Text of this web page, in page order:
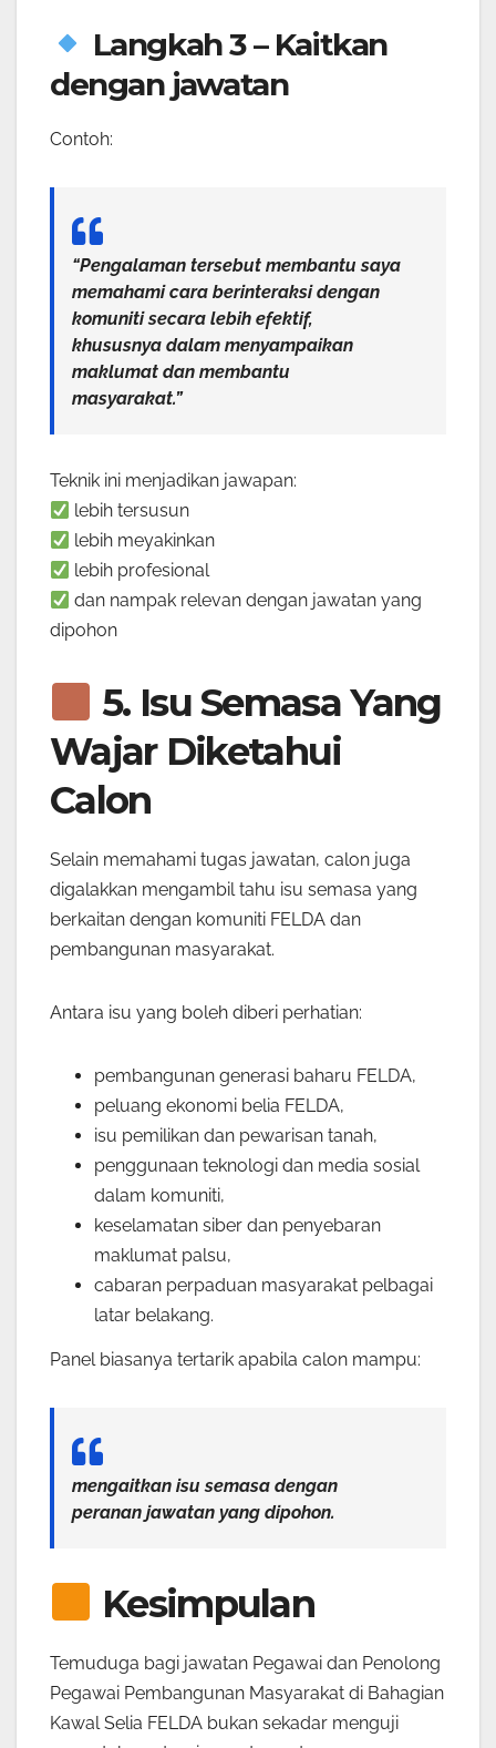
Langkah 3 – Kaitkan
dengan jawatan
Contoh:
“Pengalaman tersebut membantu saya
memahami cara berinteraksi dengan
komuniti secara lebih efektif,
khususnya dalam menyampaikan
maklumat dan membantu
masyarakat.”
Teknik ini menjadikan jawapan:
lebih tersusun
lebih meyakinkan
lebih profesional
dan nampak relevan dengan jawatan yang
dipohon
5. Isu Semasa Yang
Wajar Diketahui
Calon
Selain memahami tugas jawatan, calon juga
digalakkan mengambil tahu isu semasa yang
berkaitan dengan komuniti FELDA dan
pembangunan masyarakat.
Antara isu yang boleh diberi perhatian:
pembangunan generasi baharu FELDA,
peluang ekonomi belia FELDA,
isu pemilikan dan pewarisan tanah,
penggunaan teknologi dan media sosial
dalam komuniti,
keselamatan siber dan penyebaran
maklumat palsu,
cabaran perpaduan masyarakat pelbagai
latar belakang.
Panel biasanya tertarik apabila calon mampu:
mengaitkan isu semasa dengan
peranan jawatan yang dipohon.
Kesimpulan
Temuduga bagi jawatan Pegawai dan Penolong
Pegawai Pembangunan Masyarakat di Bahagian
Kawal Selia FELDA bukan sekadar menguji